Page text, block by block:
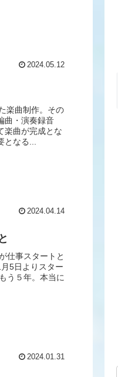
2024.05.12
楽曲制作。その
曲・演奏録音
楽曲が完成とな
となる...
2024.04.14
仕事スタートと
5日よりスター
う５年。本当に
2024.01.31